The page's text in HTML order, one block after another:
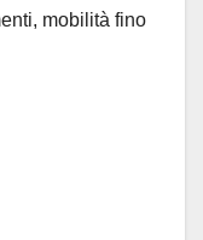
mobilità fino